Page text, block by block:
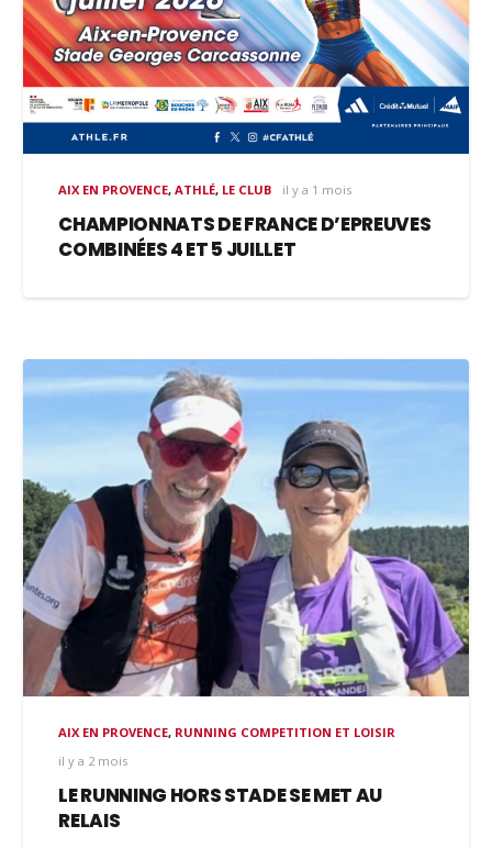
AIX EN PROVENCE,ATHLÉ, LE CLUB il y a 1 mois
CHAMPIONNATS DE FRANCE D’EPREUVES
COMBINÉES 4 ET 5 JUILLET
AIX EN PROVENCE, RUNNING COMPETITION ET LOISIR
il y a 2 mois
LE RUNNING HORS STADE SE MET AU
RELAIS